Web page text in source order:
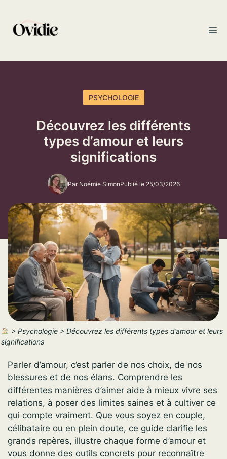
contenu
PSYCHOLOGIE
Découvrez les différents
types d’amour et leurs
significations
Par Noémie SimonPublié le 25/03/2026
> Psychologie> Découvrez les différents types d’amour et leurs
significations
Parler d’amour, c’est parler de nos choix, de nos
blessures et de nos élans. Comprendre les
différentes manières d’aimer aide à mieux vivre ses
relations, à poser des limites saines et à cultiver ce
qui compte vraiment. Que vous soyez en couple,
célibataire ou en plein doute, ce guide clarifie les
grands repères, illustre chaque forme d’amour et
vous donne des outils concrets pour reconnaître